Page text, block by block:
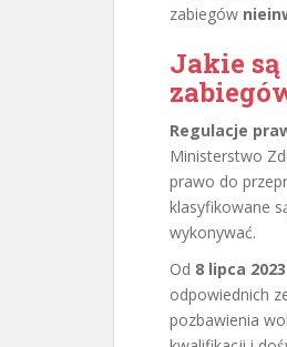
zabiegów
Jakie
Regulacje
Ministerstwo
prawo do
klasyfikowane
wykonywać.
Od 8 lipca
odpowiednich
pozbawienia